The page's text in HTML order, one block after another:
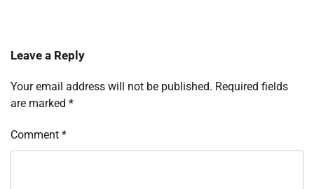
Leave a Reply
Your email address will not be published. Required fields
are marked *
Comment *